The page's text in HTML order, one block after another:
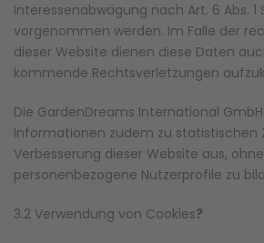
Interessenabwägung nach Art. 6 Abs. 1
vorgenommen werden. Im Falle der
dieser Website dienen diese Daten
kommende Rechtsverletzungen
Die GardenDreams International
Informationen zudem zu statistischen
Verbesserung dieser Website aus,
personenbezogene Nutzerprofile zu
3.2 Verwendung von Cookies?